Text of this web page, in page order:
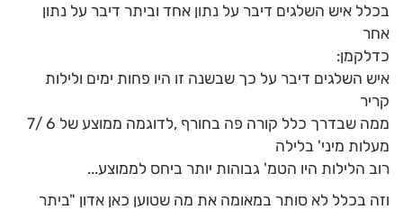
בכלל איש השלגים דיבר על נתון אחד וביתר דיבר על נתון
אחר
כדלקמן:
איש השלגים דיבר על כך שבשנה זו היו פחות ימים ולילות
קריר
ממה שבדרך כלל קורה פה בחורף ,לדוגמה ממוצע של 6 /7
מעלות מיני' בלילה
רוב הלילות היו הטמ' גבוהות יותר ביחס לממוצע...
וזה בכלל לא סותר במאומה את מה שטוען כאן אדון "ביתר